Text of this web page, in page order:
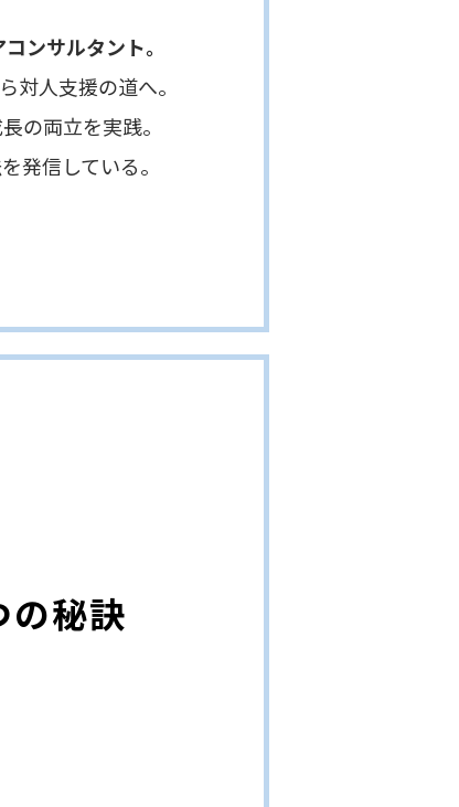
ンサルタント。
人支援の道へ。
両立を実践。
信している。
の秘訣